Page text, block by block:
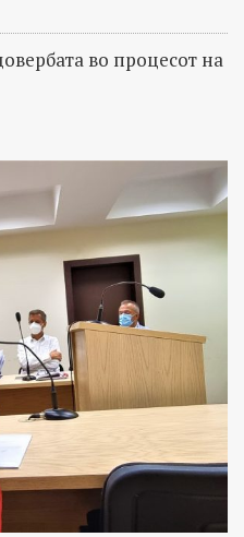
во процесот на